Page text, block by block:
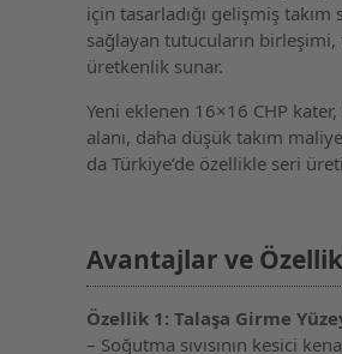
için tasarladığı gelişmiş
sağlayan tutucuların
üretkenlik sunar.
Yeni eklenen 16×16 CHP
alanı, daha düşük takım
da Türkiye’de özellikle seri
Avantajlar ve
Özellik 1: Talaşa Girme
– Soğutma sıvısının kesici